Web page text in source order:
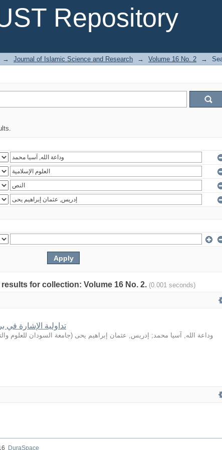
Repository
→ Journal of Islamic Science and Research → Volume 16 No. 2 →
for collection: Volume 16 No. 2. (0.001 seconds)
تداولية الإشارة في
وداعة الله, آسيا محمد; إدريس, عثمان إبراهيم يحى (جامعة السودان للعلوم
DuraSpace